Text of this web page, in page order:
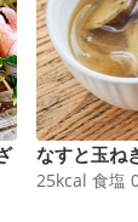
なすと玉ね
25kcal 食塩